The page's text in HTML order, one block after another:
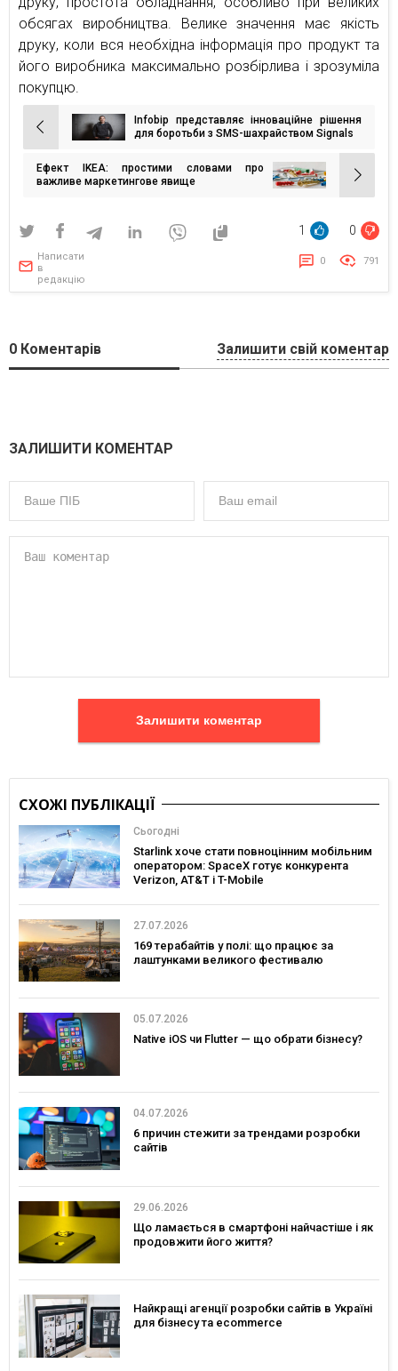
обсягах виробництва. Велике значення має якість
друку, коли вся необхідна інформація про продукт та
його виробника максимально розбірлива і зрозуміла
покупцю.
Навігація
записів
Infobip представляє інноваційне рішення
для боротьби з SMS-шахрайством Signals
Ефект IKEA: простими словами про
важливе маркетингове явище
1 0
Написати
в
редакцію
0 791
0 Коментарів Залишити свій коментар
ЗАЛИШИТИ КОМЕНТАР
Залишити коментар
СХОЖІ ПУБЛІКАЦІЇ
Сьогодні
Starlink хоче стати повноцінним мобільним
оператором: SpaceX готує конкурента
Verizon, AT&T і T-Mobile
27.07.2026
169 терабайтів у полі: що працює за
лаштунками великого фестивалю
05.07.2026
Native iOS чи Flutter — що обрати бізнесу?
04.07.2026
6 причин стежити за трендами розробки
сайтів
29.06.2026
Що ламається в смартфоні найчастіше і як
продовжити його життя?
Найкращі агенції розробки сайтів в Україні
для бізнесу та ecommerce